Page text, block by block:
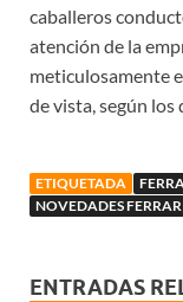
caballeros
atención de la
meticulosamente
de vista, según
ETIQUETADA
NOVEDADES
ENTRADAS